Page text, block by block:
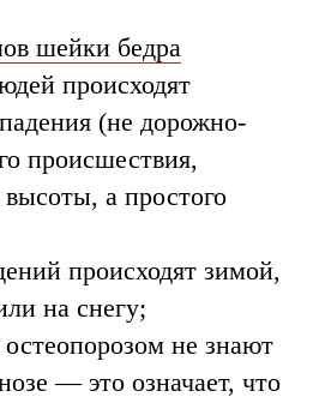
шейки бедра
происходят
падения (не дорожно-
происшествия,
а простого
происходят зимой,
на снегу;
не знают
— это означает, что